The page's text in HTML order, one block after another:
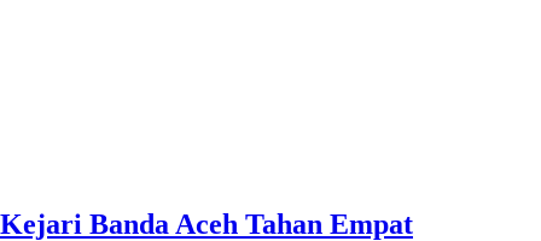
Kejari Banda Aceh Tahan Empat